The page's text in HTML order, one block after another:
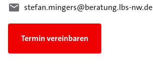
stefan.mingers@beratung.lbs-nw.de
Termin vereinbaren